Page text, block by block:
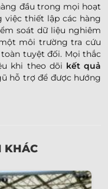
đầu trong mọi hoạt
việc thiết lập các hàng
soát dữ liệu nghiêm
môi trường tra cứu
tuyệt đối. Mọi thắc
khi theo dõi kết quả
hỗ trợ để được hướng
KHÁC